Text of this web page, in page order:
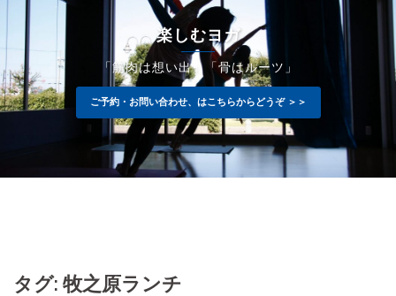
楽しむヨガ
「筋肉は想い出」「骨はルーツ」
ご予約・お問い合わせ、はこちらからどうぞ ＞＞
タグ: 牧之原ランチ